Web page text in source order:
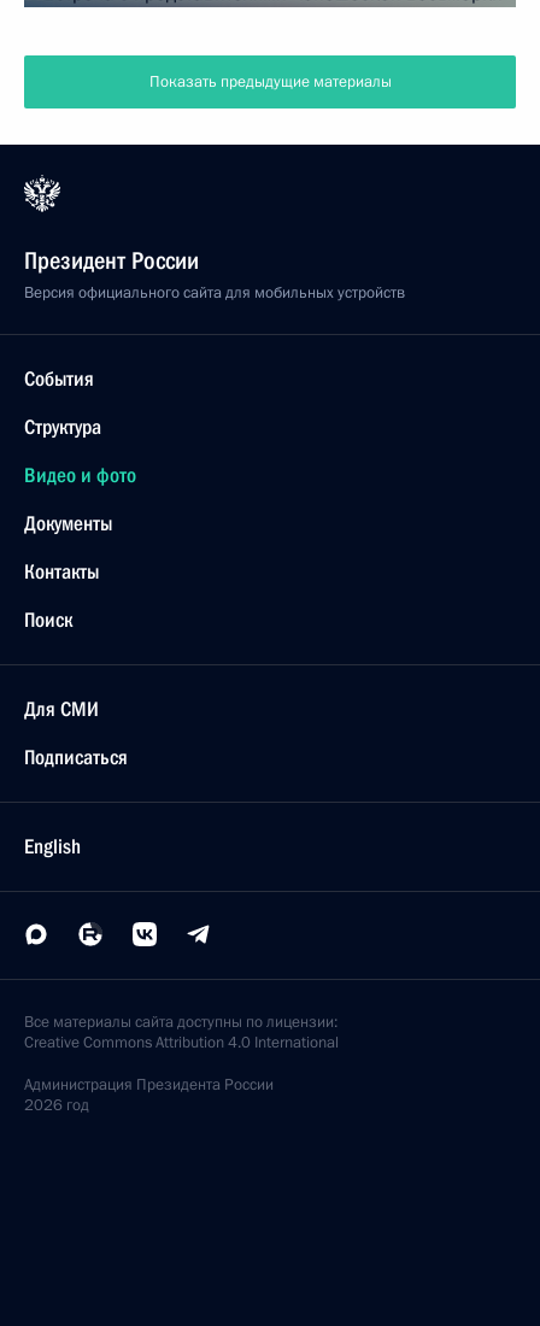
Показать предыдущие материалы
Президент России
Версия официального сайта для мобильных устройств
События
Структура
Видео и фото
Документы
Контакты
Поиск
Для СМИ
Подписаться
English
Все материалы сайта доступны по лицензии:
Creative Commons Attribution 4.0 International
Администрация Президента России
2026 год